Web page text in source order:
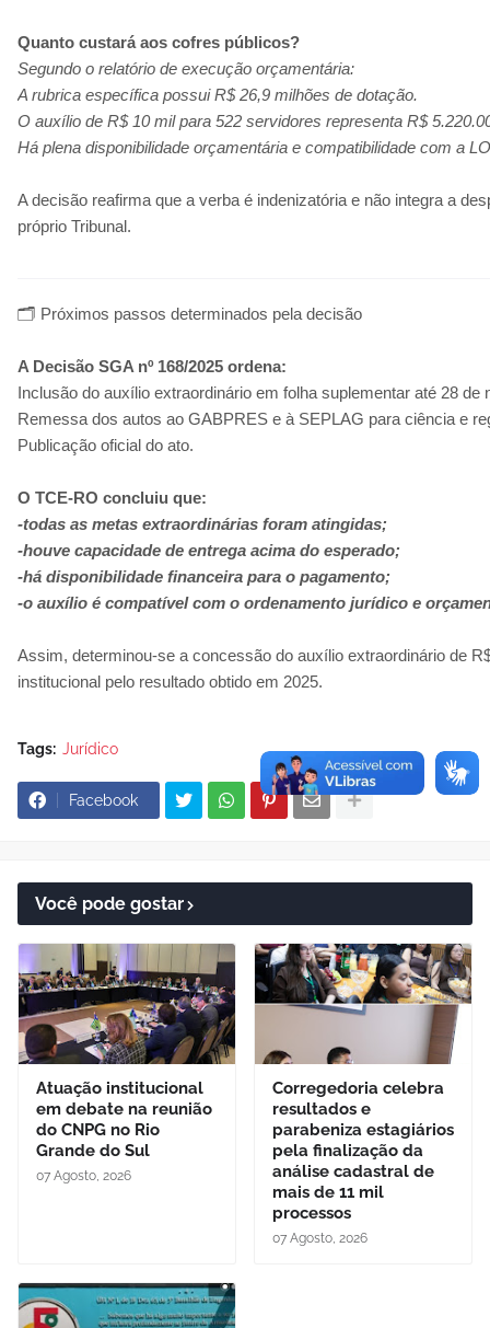
Quanto custará aos cofres públicos?
Segundo o relatório de execução orçamentária:
A rubrica específica possui R$ 26,9 milhões de dotação.
O auxílio de R$ 10 mil para 522 servidores representa R$
Há plena disponibilidade orçamentária e compatibilidade com a
A decisão reafirma que a verba é indenizatória e não integra a
próprio Tribunal.
🗂️ Próximos passos determinados pela decisão
A Decisão SGA nº 168/2025 ordena:
Inclusão do auxílio extraordinário em folha suplementar até 28 de
Remessa dos autos ao GABPRES e à SEPLAG para ciência e
Publicação oficial do ato.
O TCE-RO concluiu que:
-todas as metas extraordinárias foram atingidas;
-houve capacidade de entrega acima do esperado;
-há disponibilidade financeira para o pagamento;
-o auxílio é compatível com o ordenamento jurídico e
Assim, determinou-se a concessão do auxílio extraordinário de
institucional pelo resultado obtido em 2025.
Tags: Jurídico
Facebook
Você pode gostar
Atuação institucional
em debate na reunião
do CNPG no Rio
Grande do Sul
07 Agosto, 2026
Corregedoria celebra
resultados e
parabeniza estagiários
pela finalização da
análise cadastral de
mais de 11 mil
processos
07 Agosto, 2026